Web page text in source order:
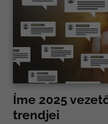
Íme 2025
trendjei